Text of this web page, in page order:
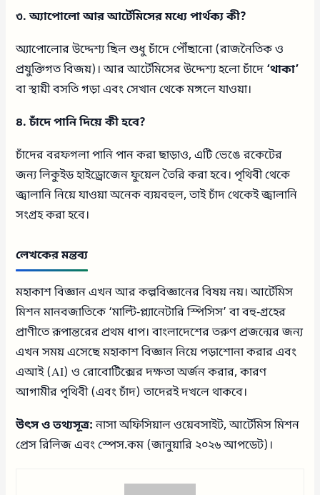
৩. অ্যাপোলো আর আর্টেমিসের মধ্যে পার্থক্য কী?
অ্যাপোলোর উদ্দেশ্য ছিল শুধু চাঁদে পৌঁছানো (রাজনৈতিক ও
প্রযুক্তিগত বিজয়)। আর আর্টেমিসের উদ্দেশ্য হলো চাঁদে ‘থাকা’
বা স্থায়ী বসতি গড়া এবং সেখান থেকে মঙ্গলে যাওয়া।
৪. চাঁদে পানি দিয়ে কী হবে?
চাঁদের বরফগলা পানি পান করা ছাড়াও, এটি ভেঙে রকেটের
জন্য লিকুইড হাইড্রোজেন ফুয়েল তৈরি করা হবে। পৃথিবী থেকে
জ্বালানি নিয়ে যাওয়া অনেক ব্যয়বহুল, তাই চাঁদ থেকেই জ্বালানি
সংগ্রহ করা হবে।
লেখকের মন্তব্য
মহাকাশ বিজ্ঞান এখন আর কল্পবিজ্ঞানের বিষয় নয়। আর্টেমিস
মিশন মানবজাতিকে ‘মাল্টি-প্ল্যানেটারি স্পিসিস’ বা বহু-গ্রহের
প্রাণীতে রূপান্তরের প্রথম ধাপ। বাংলাদেশের তরুণ প্রজন্মের জন্য
এখন সময় এসেছে মহাকাশ বিজ্ঞান নিয়ে পড়াশোনা করার এবং
এআই (AI) ও রোবোটিক্সের দক্ষতা অর্জন করার, কারণ
আগামীর পৃথিবী (এবং চাঁদ) তাদেরই দখলে থাকবে।
উৎস ও তথ্যসূত্র:নাসা অফিসিয়াল ওয়েবসাইট, আর্টেমিস মিশন
প্রেস রিলিজ এবং স্পেস.কম (জানুয়ারি ২০২৬ আপডেট)।